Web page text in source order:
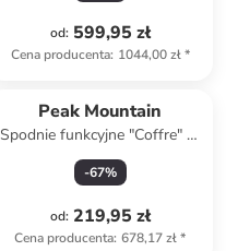
od: 599,95 zł
Cena producenta: 1044,00 zł*
Peak Mountain
Spodnie funkcyjne "Coffre" w
kolorze szarym
-67%
od: 219,95 zł
Cena producenta: 678,17 zł*